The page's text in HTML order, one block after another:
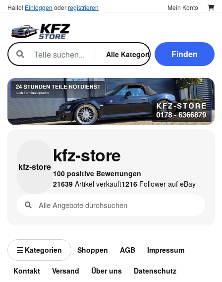
Hallo! Einloggen oderregistrieren Mein Konto
Finden
kfz-store
kfz-store
100 positive Bewertungen
21639Artikel verkauft1216Follower auf eBay
Kategorien Shoppen AGB Impressum
Kontakt Versand Über uns Datenschutz